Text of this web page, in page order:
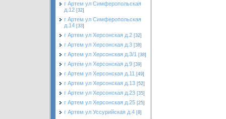
г Артем ул Симферопольская
д.12 [32]
г Артем ул Симферопольская
д.14 [33]
г Артем ул Херсонская д.2 [32]
г Артем ул Херсонская д.3 [38]
г Артем ул Херсонская д.3/1 [38]
г Артем ул Херсонская д.9 [39]
г Артем ул Херсонская д.11 [49]
г Артем ул Херсонская д.13 [52]
г Артем ул Херсонская д.23 [35]
г Артем ул Херсонская д.25 [25]
г Артем ул Уссурийская д.4 [8]